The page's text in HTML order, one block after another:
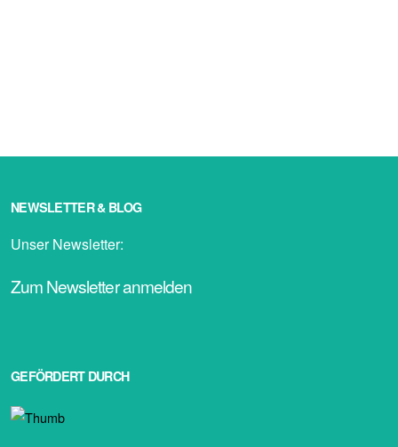
NEWSLETTER & BLOG
Unser Newsletter:
Zum Newsletter anmelden
GEFÖRDERT DURCH